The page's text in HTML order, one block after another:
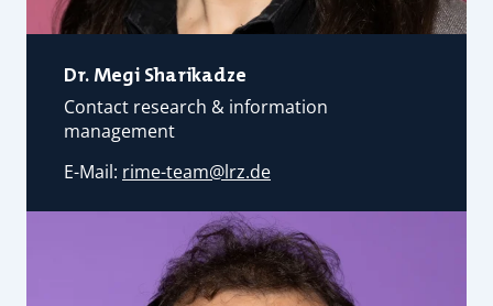
Dr. Megi Sharikadze
Contact research & information
management
E-Mail: rime-team@lrz.de